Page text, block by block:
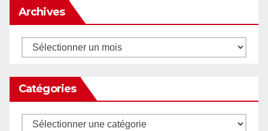
Archives
Archives
Catégories
Catégories